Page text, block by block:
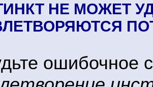
НЕ МОЖЕТ
ошибочное